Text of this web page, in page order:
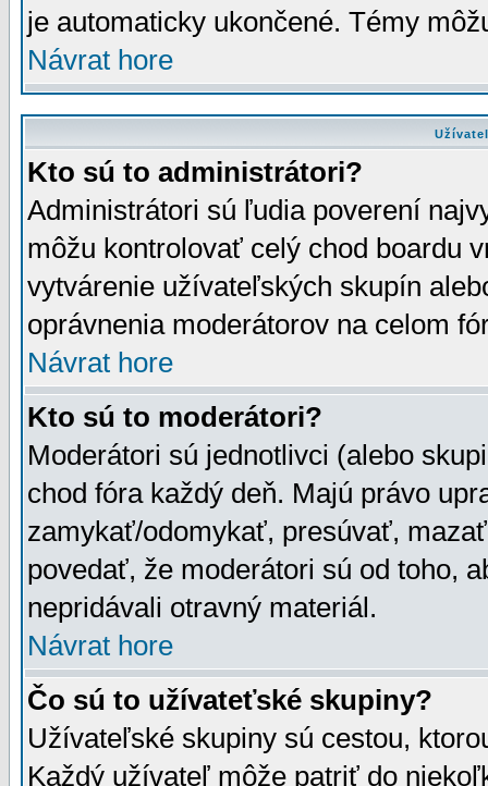
je automaticky ukončené. Témy
Návrat hore
Kto sú to administrátori?
Administrátori sú ľudia poverení
môžu kontrolovať celý chod boardu
vytvárenie užívateľských skupín
oprávnenia moderátorov na celom
Návrat hore
Kto sú to moderátori?
Moderátori sú jednotlivci (alebo
chod fóra každý deň. Majú právo
zamykať/odomykať, presúvať,
povedať, že moderátori sú od toho,
nepridávali otravný materiál.
Návrat hore
Čo sú to užívateťské skupiny?
Užívateľské skupiny sú cestou,
Každý užívateľ môže patriť do